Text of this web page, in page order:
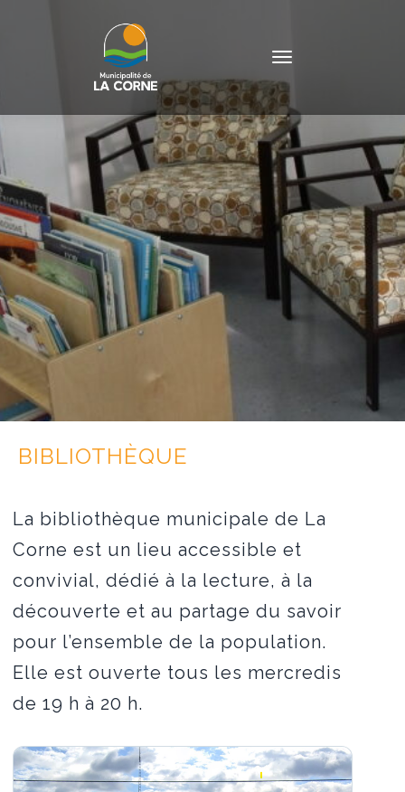
BIBLIOTHÈQUE
La bibliothèque municipale de La
Corne est un lieu accessible et
convivial, dédié à la lecture, à la
découverte et au partage du savoir
pour l’ensemble de la population.
Elle est ouverte tous les mercredis
de 19 h à 20 h.